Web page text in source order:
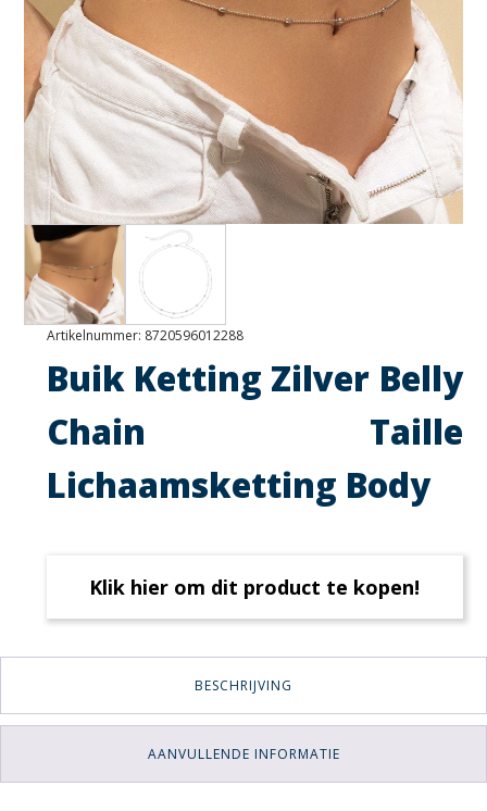
Artikelnummer: 8720596012288
Buik Ketting Zilver Belly
Chain Taille
Lichaamsketting Body
Klik hier om dit product te kopen!
BESCHRIJVING
AANVULLENDE INFORMATIE